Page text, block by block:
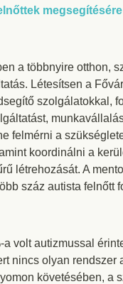
megsegítésére
a többnyire otthon,
Létesítsen a
szolgálatokkal,
felmérni a
koordinálni a
létrehozását. A
száz autista
volt autizmussal
nincs olyan
követésében,